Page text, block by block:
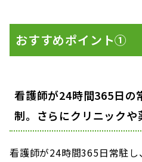
おすすめポイント①
看護師が24時間365日の
制。さらにクリニックや
看護師が24時間365日常駐